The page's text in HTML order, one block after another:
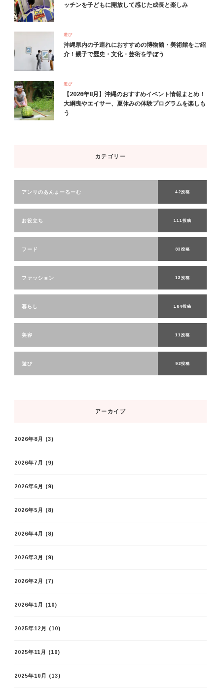
ッチンを子どもに開放して感じた成長と楽しみ
遊び
沖縄県内の子連れにおすすめの博物館・美術館をご紹
介！親子で歴史・文化・芸術を学ぼう
遊び
【2026年8月】沖縄のおすすめイベント情報まとめ！
大綱曳やエイサー、夏休みの体験プログラムを楽しも
う
カテゴリー
アンリのあんまーるーむ 42投稿
お役立ち 111投稿
フード 83投稿
ファッション 13投稿
暮らし 184投稿
美容 11投稿
遊び 92投稿
アーカイブ
2026年8月 (3)
2026年7月 (9)
2026年6月 (9)
2026年5月 (8)
2026年4月 (8)
2026年3月 (9)
2026年2月 (7)
2026年1月 (10)
2025年12月 (10)
2025年11月 (10)
2025年10月 (13)